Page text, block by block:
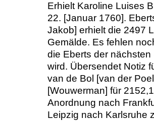
Erhielt Karoline Luises
22. [Januar 1760].
Jakob] erhielt die 2497
Gemälde. Es fehlen
die Eberts der
wird. Übersendet Notiz
van de Bol [van der
[Wouwerman] für
Anordnung nach
Leipzig nach Karlsruhe